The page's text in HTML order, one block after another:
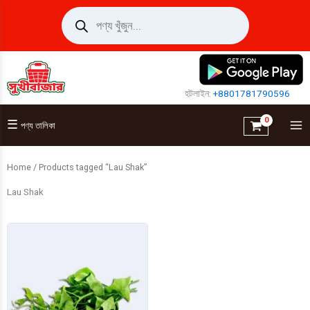
Products
search
হটলাইন:+8801781790596
☰ পণ্য তালিকা
Home / Products tagged “Lau Shak”
Lau Shak